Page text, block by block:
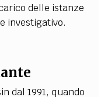
delle istanze
investigativo.
dal 1991, quando